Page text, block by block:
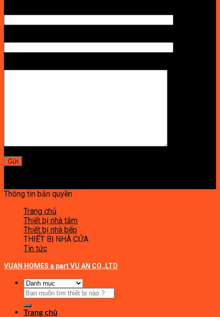
Thông tin bản quyền
Trang chủ
Thiết bị nhà tắm
Thiết bị nhà bếp
THIẾT BỊ NHÀ CỬA
Tin tức
VUAN HOMES a part VU AN CO.,LTD
Tìm
kiếm:
Trang chủ